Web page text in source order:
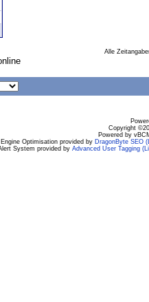
Alle
Copyright
Powered by
Optimisation provided by DragonByte SEO
System provided by Advanced User Tagging